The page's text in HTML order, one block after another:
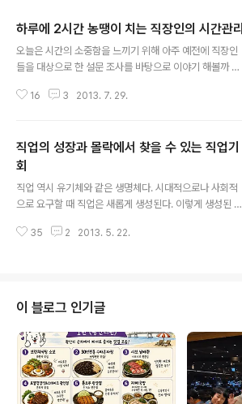
하루에 2시간 농땡이 치는 직장인의 시간관리
오늘은 시간의 소중함을 느끼기 위해 아주 예전에 직장인
들을 대상으로 한 설문 조사를 바탕으로 이야기 해볼까 한
치는가?’에 대한 설문조사를 한 적이 있었다. 당시 조사에
됐다. 직장인 522명을 대상으로 '근무 시간 활용도'에 대
해 설문조사한 결과, 직장인들은 근무시간 중 평균 2.4시
간 동안 업무 이외의 활동을 하는 것으로 집계된 것이다. 근
무지에서 실제 일을 하지 않고 보내는 시간으로 2시간을
꼽은 응답자가 34.3%로 가장 많았으며 그 다음은 1시간
(28%), 3시간(21.8%), 4시간(8.2%) 등이 뒤를 이었다.
16 3 2013. 7. 29.
직업의 성장과 몰락에서 찾을 수 있는 직업기
회
직업 역시 유기체와 같은 생명체다. 시대적으로나 사회적
으로 요구할 때 직업은 새롭게 생성된다. 이렇게 생성된 직
소비자의 요구에 따라 변형이 되기도 하기 때문이다. 변화
되게 된다. 따라서 유망 직업이라는 것은 대개 이렇게 성장
하고 확대되는 곳에 찾을 수 있다. 그러나 아무리 유망 직업
이라고 하더라도 계속해서 유망 직업이 되는 것은 아니다.
언젠가는 쇠퇴기를 거치게 되어 있다. 이 때 서서히 쇠퇴하
느냐 빠르게 쇠퇴하느냐에 따라서 직업 생명이 달라질 수
있다. 예를 들어 컴퓨터가 등장하기 ..
35 2 2013. 5. 22.
이 블로그 인기글